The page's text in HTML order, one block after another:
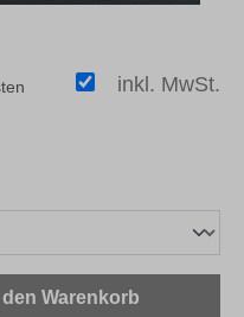
inkl. MwSt.
gewünschten
den Warenkorb